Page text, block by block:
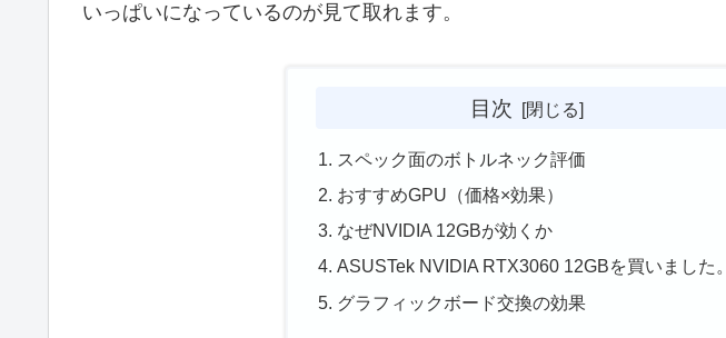
いっぱいになっているのが見て取れます。
目次
スペック面のボトルネック評価
おすすめGPU（価格×効果）
なぜNVIDIA 12GBが効くか
ASUSTek NVIDIA RTX3060 12GBを買いました。
グラフィックボード交換の効果